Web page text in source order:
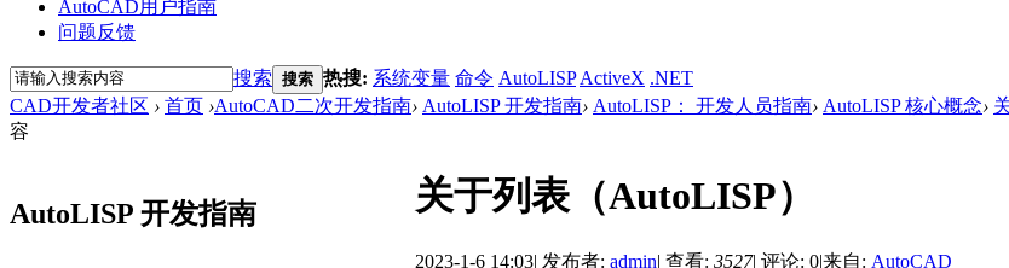
AutoCAD用户指南
问题反馈
搜索 搜索 热搜: 系统变量 命令 AutoLISP ActiveX .NET
CAD开发者社区 › 首页 ›AutoCAD二次开发指南› AutoLISP 开发指南› AutoLISP： 开发人员指南› AutoLISP 核心概念›
容
AutoLISP 开发指南 关于列表（AutoLISP）
2023-1-6 14:03| 发布者: admin| 查看: 3527| 评论: 0|来自: AutoCAD